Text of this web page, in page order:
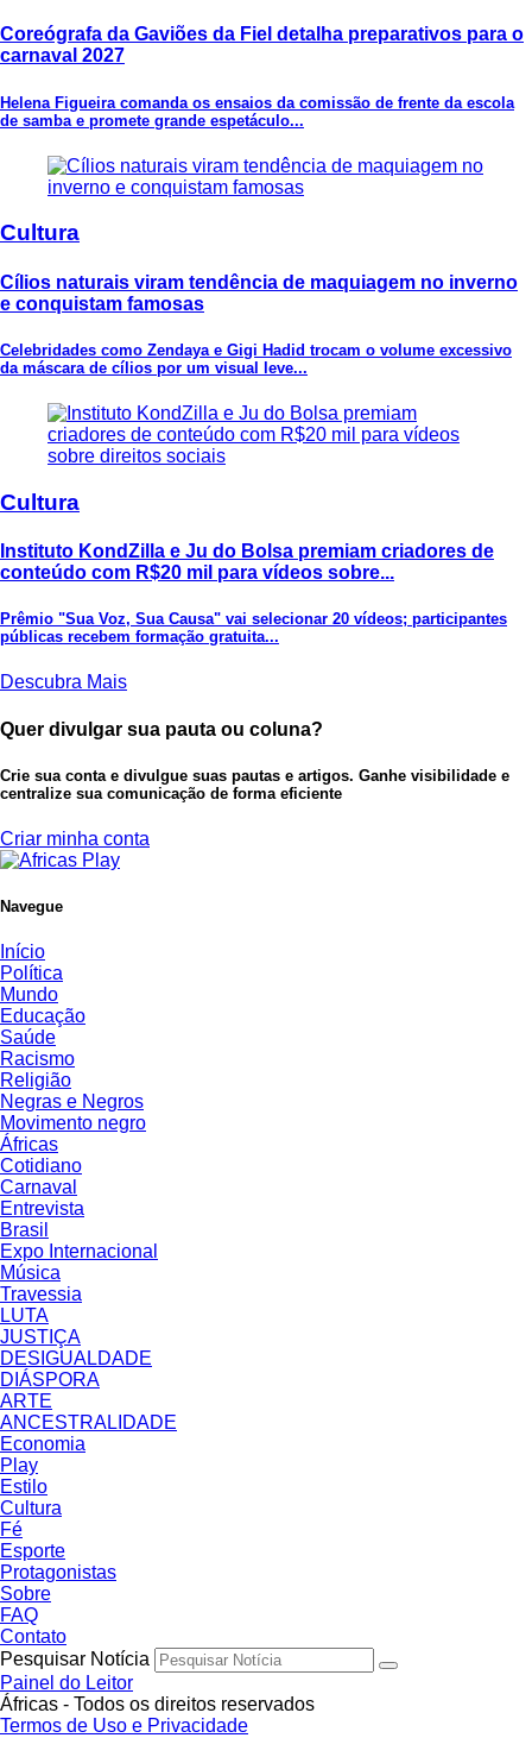
Coreógrafa da Gaviões da Fiel detalha preparativos para o
carnaval 2027
Helena Figueira comanda os ensaios da comissão de frente da escola
de samba e promete grande espetáculo...
Cultura
Cílios naturais viram tendência de maquiagem no inverno
e conquistam famosas
Celebridades como Zendaya e Gigi Hadid trocam o volume excessivo
da máscara de cílios por um visual leve...
Cultura
Instituto KondZilla e Ju do Bolsa premiam criadores de
conteúdo com R$20 mil para vídeos sobre...
Prêmio "Sua Voz, Sua Causa" vai selecionar 20 vídeos; participantes
públicas recebem formação gratuita...
Descubra Mais
Quer divulgar sua pauta ou coluna?
Crie sua conta e divulgue suas pautas e artigos. Ganhe visibilidade e
centralize sua comunicação de forma eficiente
Criar minha conta
Navegue
Início
Política
Mundo
Educação
Saúde
Racismo
Religião
Negras e Negros
Movimento negro
Áfricas
Cotidiano
Carnaval
Entrevista
Brasil
Expo Internacional
Música
Travessia
LUTA
JUSTIÇA
DESIGUALDADE
DIÁSPORA
ARTE
ANCESTRALIDADE
Economia
Play
Estilo
Cultura
Fé
Esporte
Protagonistas
Sobre
FAQ
Contato
Pesquisar Notícia
Painel do Leitor
Áfricas - Todos os direitos reservados
Termos de Uso e Privacidade